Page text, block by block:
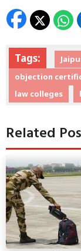
Tags:
objection
law colleges
Related